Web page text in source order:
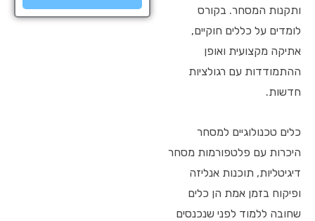
ותקנות המסחר. בקורס
לומדים על כללים חוקיים,
אתיקה מקצועית ואופן
ההתמודדות עם רגולציות
חדשות.
כלים טכנולוגיים למסחר
היכרות עם פלטפורמות מסחר
דיגיטליות, תוכנות אנליזה
ופיקוח בזמן אמת הן כלים
שחובה ללמוד לפני שנכנסים